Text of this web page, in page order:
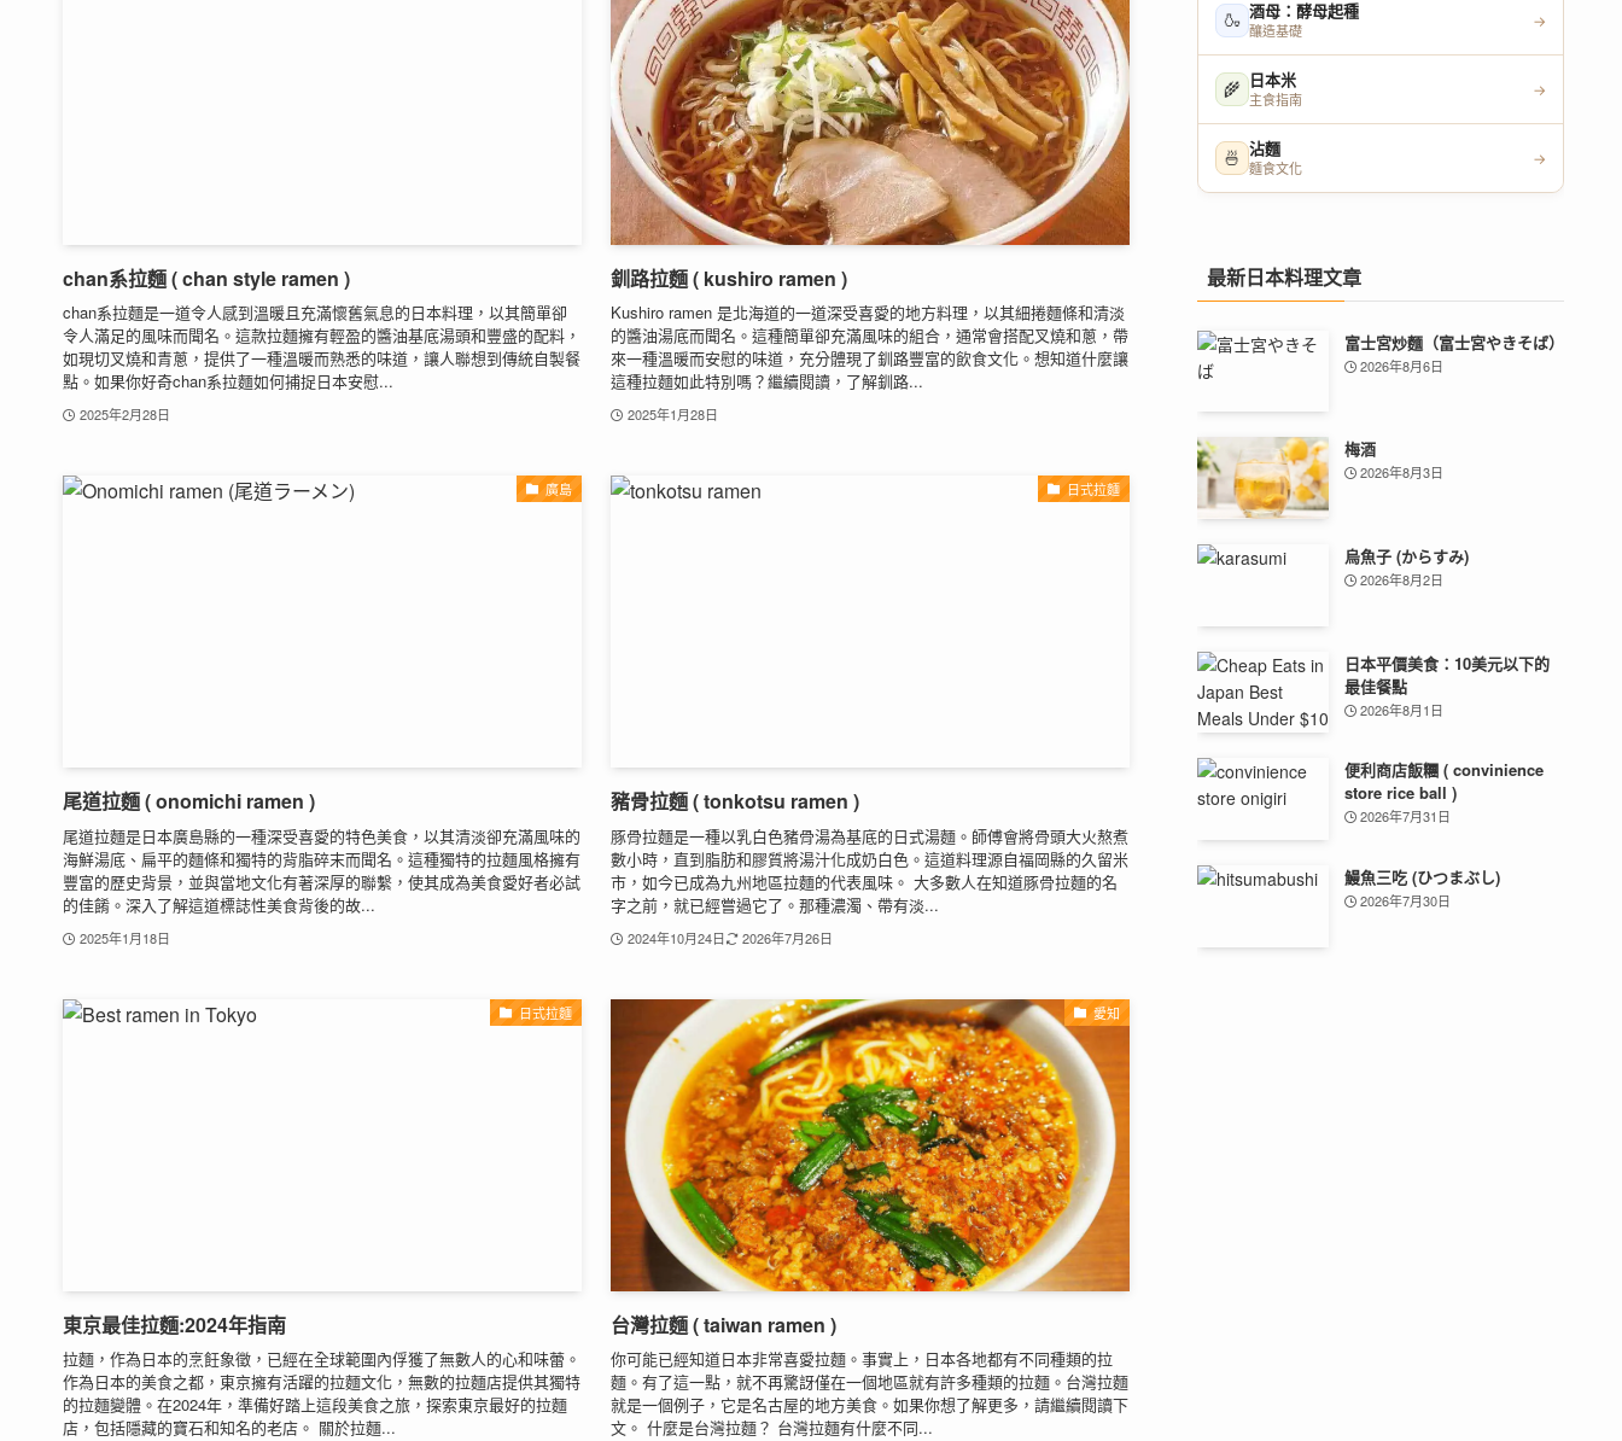
chan系拉麵 ( chan style ramen )
chan系拉麵是一道令人感到溫暖且充滿懷舊氣息的日本料理，以其簡單卻
令人滿足的風味而聞名。這款拉麵擁有輕盈的醬油基底湯頭和豐盛的配料，
如現切叉燒和青蔥，提供了一種溫暖而熟悉的味道，讓人聯想到傳統自製餐
點。如果你好奇chan系拉麵如何捕捉日本安慰...
2025年2月28日
釧路拉麵 ( kushiro ramen )
Kushiro ramen 是北海道的一道深受喜愛的地方料理，以其細捲麵條和清淡
的醬油湯底而聞名。這種簡單卻充滿風味的組合，通常會搭配叉燒和蔥，帶
來一種溫暖而安慰的味道，充分體現了釧路豐富的飲食文化。想知道什麼讓
這種拉麵如此特別嗎？繼續閱讀，了解釧路...
2025年1月28日
廣島
尾道拉麵 ( onomichi ramen )
尾道拉麵是日本廣島縣的一種深受喜愛的特色美食，以其清淡卻充滿風味的
海鮮湯底、扁平的麵條和獨特的背脂碎末而聞名。這種獨特的拉麵風格擁有
豐富的歷史背景，並與當地文化有著深厚的聯繫，使其成為美食愛好者必試
的佳餚。深入了解這道標誌性美食背後的故...
2025年1月18日
日式拉麵
豬骨拉麵 ( tonkotsu ramen )
豚骨拉麵是一種以乳白色豬骨湯為基底的日式湯麵。師傅會將骨頭大火熬煮
數小時，直到脂肪和膠質將湯汁化成奶白色。這道料理源自福岡縣的久留米
市，如今已成為九州地區拉麵的代表風味。 大多數人在知道豚骨拉麵的名
字之前，就已經嘗過它了。那種濃濁、帶有淡...
2024年10月24日 2026年7月26日
日式拉麵
東京最佳拉麵:2024年指南
拉麵，作為日本的烹飪象徵，已經在全球範圍內俘獲了無數人的心和味蕾。
作為日本的美食之都，東京擁有活躍的拉麵文化，無數的拉麵店提供其獨特
的拉麵變體。在2024年，準備好踏上這段美食之旅，探索東京最好的拉麵
店，包括隱藏的寶石和知名的老店。 關於拉麵...
愛知
台灣拉麵 ( taiwan ramen )
你可能已經知道日本非常喜愛拉麵。事實上，日本各地都有不同種類的拉
麵。有了這一點，就不再驚訝僅在一個地區就有許多種類的拉麵。台灣拉麵
就是一個例子，它是名古屋的地方美食。如果你想了解更多，請繼續閱讀下
文。 什麼是台灣拉麵？ 台灣拉麵有什麼不同...
🍶 酒母：酵母起種
釀造基礎
→
🌾 日本米
主食指南
→
🍜 沾麵
麵食文化
→
最新日本料理文章
富士宮炒麵（富士宮やきそば）
2026年8月6日
梅酒
2026年8月3日
烏魚子 (からすみ)
2026年8月2日
日本平價美食：10美元以下的
最佳餐點
2026年8月1日
便利商店飯糰 ( convinience
store rice ball )
2026年7月31日
鰻魚三吃 (ひつまぶし)
2026年7月30日